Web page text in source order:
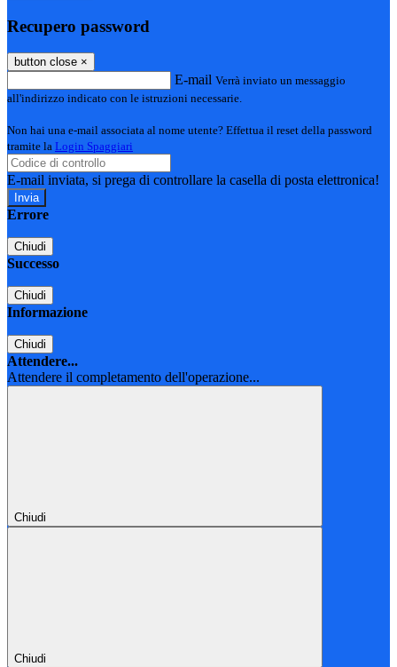
Recupero password
button close ×
E-mail Verrà inviato un messaggio
all'indirizzo indicato con le istruzioni necessarie.
Non hai una e-mail associata al nome utente? Effettua il reset della password
tramite la Login Spaggiari
E-mail inviata, si prega di controllare la casella di posta elettronica!
Errore
Chiudi
Successo
Chiudi
Informazione
Chiudi
Attendere...
Attendere il completamento dell'operazione...
Chiudi
Chiudi